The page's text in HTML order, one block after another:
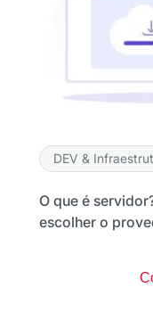
DEV &
O que é
escolher o